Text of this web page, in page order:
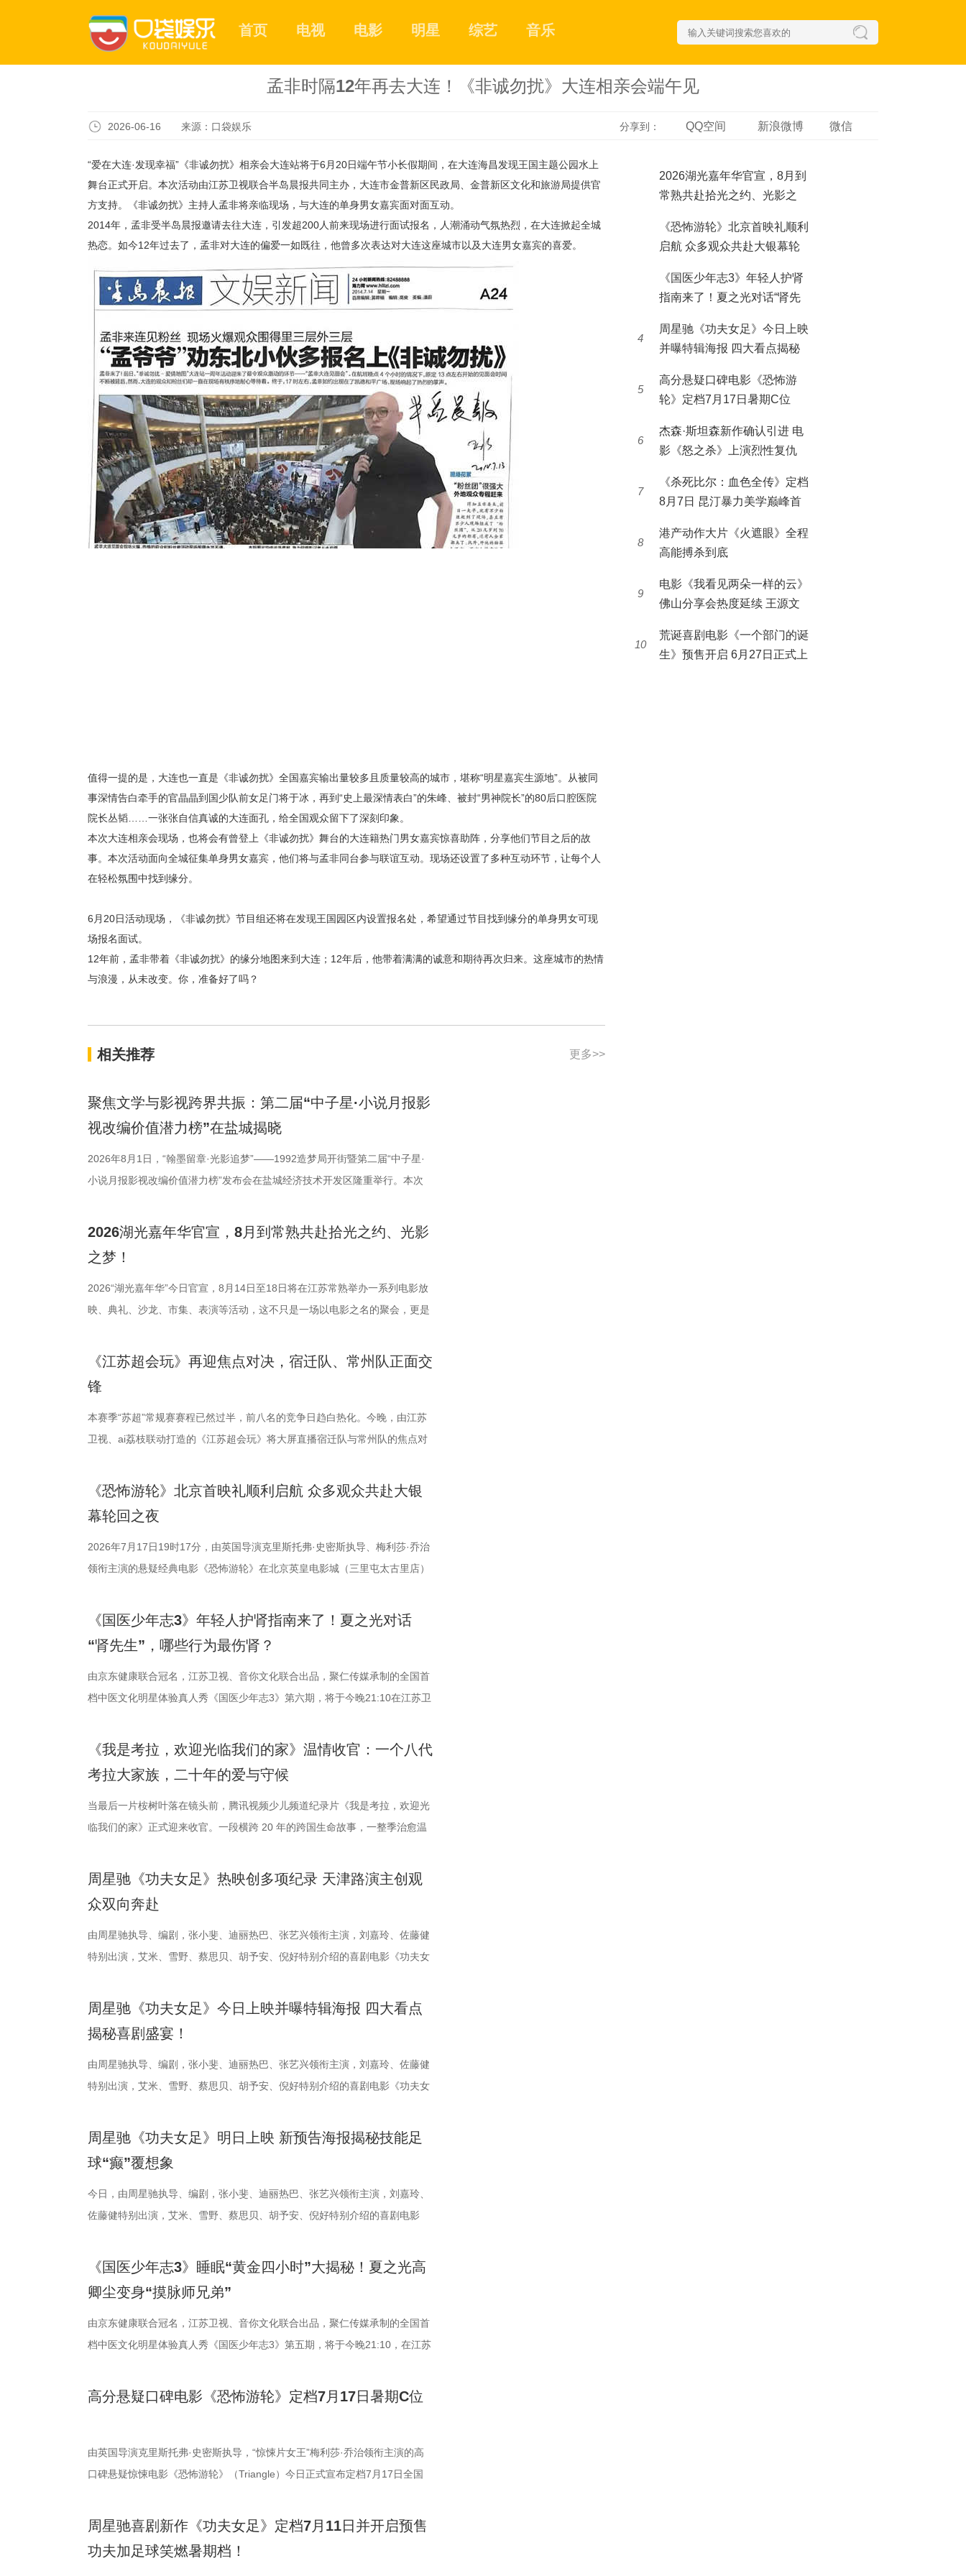
首页 电视 电影 明星 综艺 音乐
孟非时隔12年再去大连！《非诚勿扰》大连相亲会端午见
2026-06-16 来源：口袋娱乐 微信
新浪微博
QQ空间
分享到：
“爱在大连·发现幸福”《非诚勿扰》相亲会大连站将于6 月 20日端午节小长假期间，在大连海昌发现王国主题公园水上
舞台正式开启。本次活动由江苏卫视联合半岛晨报共同主办，大连市金普新区民政局、金普新区文化和旅游局提供官
方支持。《非诚勿扰》主持人孟非将亲临现场，与大连的单身男女嘉宾面对面互动。
2014年，孟非受半岛晨报邀请去往大连，引发超200人前来现场进行面试报名，人潮涌动气氛热烈，在大连掀起全城
热恋。如今12年过去了，孟非对大连的偏爱一如既往，他曾多次表达对大连这座城市以及大连男女嘉宾的喜爱。
值得一提的是，大连也一直是《非诚勿扰》全国嘉宾输出量较多且质量较高的城市，堪称“明星嘉宾生源地”。从被同
事深情告白牵手的官晶晶到国少队前女足门将于冰，再到“史上最深情表白”的朱峰、被封“男神院长”的80后口腔医院
院长丛韬……一张张自信真诚的大连面孔，给全国观众留下了深刻印象。
本次大连相亲会现场，也将会有曾登上《非诚勿扰》舞台的大连籍热门男女嘉宾惊喜助阵，分享他们节目之后的故
事。本次活动面向全城征集单身男女嘉宾，他们将与孟非同台参与联谊互动。现场还设置了多种互动环节，让每个人
在轻松氛围中找到缘分。
6 月 20日活动现场，《非诚勿扰》节目组还将在发现王国园区内设置报名处，希望通过节目找到缘分的单身男女可现
场报名面试。
12年前，孟非带着《非诚勿扰》的缘分地图来到大连； 12年后，他带着满满的诚意和期待再次归来。这座城市的热情
与浪漫，从未改变。你，准备好了吗？
相关推荐 更多>>
聚焦文学与影视跨界共振：第二届“中子星·小说月报影
视改编价值潜力榜”在盐城揭晓
2026年8月1日，“翰墨留章·光影追梦”——1992造梦局开街暨第二届“中子星·
小说月报影视改编价值潜力榜”发布会在盐城经济技术开发区隆重举行。本次
化广电和旅游局、盐城经济技术开发区指导，江苏世纪新城投资控股集团有限
达文化传媒公司联合主办，盐城师范学院、盐城幼儿师范高等专科学校协办。
活动当天，众多知名编剧、导演、作家、行业专家、平台代表及影视公司负责
人齐聚一堂，共同见证文学与影视两大艺术形态的深度对话与跨界共振，开启
作，点亮IP改编新航向 作为本次活动的核心环节，第二届“中子星·小说月报影
《小说月报》《小说月报·大字版》《小说月报原创版》《科幻立方》四本知
名文学期刊2024年第9期至2025年第12期上刊载的480余篇小说中甄选出最具
影视改编潜力的佳作，旨在为影视行业输送优质文本，搭建文学与影视高效对
复评阶段共有18篇作品入围，涵盖短篇、中篇、科幻三大类别。经过终评评委
终评的9篇作品分别为： 活动现场，主办方为上榜作者颁发荣誉证书。榜单活
动总策划及推介人、著名编剧、导演陈宇对上榜作品进行了影视改编价值推
介。他结合市场前景与创作经验，深度剖析了每部作品的故事内核、人物塑造
引。 第二届“中子星·小说月报影视改编价值潜力榜”的圆满落幕不仅是对过往
耕优质文本，期待更多好故事从这里走向荧幕，持续为影视产业的高质量发展
注入不竭动力。 产业共振：1992造梦局开街，构筑影视文旅新地标 本次活动
的另一大亮点是1992造梦局的正式开街。作为盐城“短剧之城”建设的核心载
化”的全产业链影视生态。街区不仅拥有多种主题的实景拍摄基地，还配套了
站拍遍”的影视拍摄服务目标。 1992造梦局的开街，标志着盐城在影视文化产
业布局上迈出了坚实一步。潜力榜活动与街区载体的深度融合，将有效推动优
质文学IP在盐城落地转化，实现“内容”与“场景”的无缝对接。通过导入优质产
配套体系。 多方联动：共筑影视生态，赋能盐城文旅新篇 本次活动不仅是优
场，江苏世纪新城集团、中子星影业、百花文艺出版社共同签署了战略合作协
议，此举标志着三方将在剧本开发、IP孵化、人才培养等领域深化协同，合力
构建可持续发展的影视产业生态。 此外，一系列配套活动也同步展开，进一步
要取景地，通过影像语言展现盐城的城市魅力与人文风情。 当天下午，还举办
张楚、老藤等业内大咖，围绕“什么是好故事”“一个故事要穿越多少关隘才能抵
达观众”的主题展开深入探讨，围绕文学与影视的融合发展碰撞出思想的火
花。 随着盐城师范学院青年影视创作人才实训基地、盐城幼专校外总部实训基
学、影视、文旅等多方资源，将有力推动优质项目落地盐城，助力盐城打造具
2026湖光嘉年华官宣，8月到常熟共赴拾光之约、光影
之梦！
2026“湖光嘉年华”今日官宣，8月14日至18日将在江苏常熟举办一系列电影放
映、典礼、沙龙、市集、表演等活动，这不只是一场以电影之名的聚会，更是
「观看」「典礼」「理解」「生活」「参与」五大主题活动单元，邀请每一个
连接的集体体验。 同步发布的主视觉海报与主题活动单元海报，以常熟热门徒
步路线“雄鹰线”为灵感、以“雕刻现在 飞向未来”为寓意，绚烂的湖面与斑斓的
线路相映成趣，将为观众打开一条光影与现实交织的道路，解锁影像艺术与城
湖光嘉年华下属的「观看」单元，将精选中外经典电影，为观众献上兼具艺术
深度融合常熟的自然肌理与人文底蕴，在常熟的湖光山色里搭建户外银幕，让
观众在不同的自然与文化场域中，获得前所未有的沉浸式光影体验。本次展映
影片，都将通过公益放映形式开放预约，借此让电影回归大众。 「典礼」单元
以“回望十年光影、致敬同行伙伴、开启全新未来”为主线，在表彰“拾光影人”
一个黄金时代的篇章。 每一次思想的碰撞，都将抵达梦的更深处 作为湖光嘉
年华的精神角落，「理解」单元将为观众呈现对谈系列活动。「沙龙」将以环
形交流、开放互动与轻社交形式，为不同电影爱好者提供一个全方位交流学习
打造专业电影课堂。「工作坊」将以沉浸式实践工作坊的形式，拓宽创作边
撞。 「参与」单元则将通过「光影极客限时创作赛」，面向全国遴选优质AI短
视频创作者，开展限时20小时的创作竞赛主题沙龙与作品展映，让更多人享受
“造梦”的乐趣。 梦的乐园不止光影，编织更多现实的乐趣 在电影之外，湖光嘉
活烟火气的沉浸式体验。「特色市集」结合电影元素，打造一场融合艺术灵感
律互动中点燃欢乐氛围。「全城多巴胺激活计划」则将贯穿全城开展打卡活
动，让光影之美成为点亮常熟的景色。 湖光嘉年华由中国电影产业集团股份有
限公司、常熟市人民政府主办，中影江南（苏州）电影产业有限公司、中影创
传部、常熟高新技术产业开发区、常熟文旅发展集团有限公司承办。 8月14日
《江苏超会玩》再迎焦点对决，宿迁队、常州队正面交
锋
本赛季“苏超”常规赛赛程已然过半，前八名的竞争日趋白热化。今晚，由江苏
卫视、ai荔枝联动打造的《江苏超会玩》将大屏直播宿迁队与常州队的焦点对
袂为大家带来比赛的精彩解读。目前，在积分榜上，宿迁队与常州队同积12
球队的排名位次。 大胜无锡士气高涨，宿迁主场静候强敌 “苏超”上一个比赛
日，最精彩的对决当属宿迁队客场挑战无锡队。最终，宿迁队反客为主，凭借
高驰的梅开二度，以4:2战胜无锡队，终结对手不败金身。这场胜利，让宿迁
在他看来，无锡队是综合实力很强的队伍，自己和队友只能全程依靠高强度跑
力付出。”高驰表示。 目前，在积分榜上，宿迁队与常州队、苏州队同积12
分，凭借净胜球优势暂列第三位，与排名第二的无锡队也只有2分的差距。在
本轮无锡队轮空的情况下，宿迁队若能全取三分，将让自己的排名更进一步。
对任何一个对手都要立足于拼。本赛季开始前，张玉宁曾喊出“进入前八”的口
京队、苏州队、无锡队等传统强队，这支昔日并不被看好的球队一路高歌猛
进，正不断上演“霸王归来”的“好戏”。此番坐拥主场之利，宿迁队能乘胜追
击、连奏凯歌吗？ 常州摇身一变成“常威”，全力冲击四连胜 和宿迁队一样，新
届亚军南通队，而且最近三场比赛接连战胜镇江队、盐城队、连云港队，喜提
下来常州队将迎来“魔鬼”赛程，除了宿迁队之外，将陆续迎战泰州队、徐州
队、无锡队和苏州队，稍有不慎排名或将出现大变化。对此，主教练郑小田始
终保持着很清醒的认识。“今年各个对手都很强，没有弱队，我们每一场比赛
心态，一场场打、一场场做准备。”郑小田说道。 那么，究竟是宿迁队继续捍
卫视、ai荔枝《江苏超会玩》，悬念即将揭晓，让我们一起为家乡球队加油喝
彩！
《恐怖游轮》北京首映礼顺利启航 众多观众共赴大银
幕轮回之夜
2026年7月17日19时17分，由英国导演克里斯托弗·史密斯执导、梅利莎·乔治
领衔主演的悬疑经典电影《恐怖游轮》在北京英皇电影城（三里屯太古里店）
被全球影迷奉为“无限循环题材鼻祖”的影片首次登陆内地大银幕。 17年经典首
精妙绝伦的叙事结构、层层递进的悬疑反转以及令人细思极恐的结局，成为无
数观众心中的烧脑神作。豆瓣评分长年保持在8.5，累计超过百万人打分，位
列豆瓣电影TOP250第191位。从论坛时代到短视频时代，从影迷圈层到大众
推演以及隐藏细节的分析至今仍层出不穷。 影片讲述了单亲母亲杰丝（梅利莎
一艘名为“埃俄罗斯”号的神秘游轮。这艘游轮早在1930年便已失踪，船上空无
一人。随处可见的血迹、神秘的指示、接踵而至的凶杀事件，将杰丝拖入一个
无法逃脱的恐怖轮回——她必须反复经历同一段噩梦，而每一次循环都隐藏着
陆内地影院。相比电脑与手机屏幕，大银幕所带来的沉浸体验将进一步放大影
一次命运轮回的开启，都将在影院里获得前所未有的震撼呈现。 沉浸式登船体
验 限定周边引爆收藏热情 首映礼当晚，英皇电影城大堂被精心还原为一片“迷
雾海面”——血色海面上的巨轮正驶向未知真相，仿佛将“埃俄罗斯”号的神秘氛
位蒙面版“杰丝”穿梭于人群之间，让现场观众仿佛置身于循环之中。 现场还为
邮轮甲板之上，脚下猩红海面如同镜像般倒映出另一个自己。看似平平无奇的
游轮舷窗画面明信片，用手掌摁住再放开，竟在黑漆漆的舷窗中浮现另一只手
掌，似乎有人试图呼救。电影中经典的“Go to Theater（剧院等你）”镜面镜头
里，仿佛也在呼吁观众都进入影院完整感受这部影片的精妙。表面上显示蒙面
似乎和刚进入第一轮循环的杰丝一起揭露了神秘人的身份。此外，现场还设有
集章活动，影迷们踊跃参与，将这份独特的“登船凭证”珍藏带回家。 大银幕沉
浸观影 首批观众口碑出炉 19时17分，随着影厅灯光渐暗，这场等待了17年的
轮回噩梦。漆黑封闭的影厅完美贴合了游轮孤立无援的压抑氛围，环绕音效将
轮内部空旷幽深的窒息氛围，在大银幕与环绕声的加持下被极致放大。 “在电
影院观看《恐怖游轮》的体验，确实要比以前在电脑上看强多了，无论视听效
果还是相应的沉浸感，都令我感慨‘这票补得值’。”有影迷在映后感叹道。还有
意。全场影迷屏息观影、情绪同频，这种集体沉浸式的紧绷感，让影片的恐怖
烧脑反转，而是一整套严丝合缝的循环叙事，越品越压抑。”一位影迷在现场
分享道。还有观众感叹：“在电脑上看过无数遍，但坐在电影院里，那些熟悉
所写——“越挣扎，越循环”，当命运开始重复，每一次试图逃离的努力，都可
悚片”“值得反复细品”。有观众评价道：“看似是时空悬疑，实则是无法和解的
《国医少年志3》年轻人护肾指南来了！夏之光对话
“肾先生”，哪些行为最伤肾？
由京东健康联合冠名，江苏卫视、音你文化联合出品，聚仁传媒承制的全国首
档中医文化明星体验真人秀《国医少年志3》第六期，将于今晚21:10在江苏卫
健康、护肾课堂、健康求真等精彩内容。哪些健康误区值得警惕？又有哪些简
破解“中风谜案” “病发现场探案”再度开启，国医少年团化身“健康侦探”，从生
活环境、身体表现等线索中抽丝剥茧，还原病发真相。看似平常的生活习惯背
后，却暗藏健康危机，四人一路推理、层层分析，最终能否锁定真正病因？ 探
座”，一句“我有时候也会”瞬间把夏之光吓得连喊“快去医院”。随后，师父现场
边学边练，陈妍希却忍不住笑称：“动作越标准越好笑！” 观耳辨健康，国医少
年团开启“肾气大测评” 新师父刘兰英登场，一场趣味十足的“观耳识健康”测试
率先开启。夏之光意外获评“夯中之夯”，陈妍希、李雅娟、高卿尘也纷纷迎来
号？刘兰英师父带领国医少年团通过耳朵、指甲等细节了解身体状态，并现场
趣的互动中，大家也对肾脏健康有了更多认识。 护肾课堂欢乐开讲，夏之光化
身“肾先生”代言人 什么习惯最伤肾？哪些护肾方式其实是误区？夏之光变身主
持人，与“肾先生”展开一场爆笑访谈，通过轻松有趣的情景演绎带大家重新认
法。陈妍希挑战养生饮品，喝出“痛苦面具”；夏之光示范补肾手法时“下手”毫
单实用的养肾方法，等待国医少年团现场解锁？ 求真挑战欢乐升级，护肾知识
边玩边学 护肾求真挑战正式开启，刘兰英师父围绕护肾食材、养肾动作和中药
搭配等内容，为大家分享实用健康知识。挑战过程中，夏之光化身高卿尘的
验了针灸调理，在轻松欢乐的氛围中收获更多养生知识。 从破解中风谜案，到
些容易被忽视的身体提醒？锁定今晚21:10江苏卫视、ai荔枝播出的《国医少
年志3》，更多关于护肾与健康生活的答案，等你一起揭晓！
《我是考拉，欢迎光临我们的家》温情收官：一个八代
考拉大家族，二十年的爱与守候
当最后一片桉树叶落在镜头前，腾讯视频少儿频道纪录片《我是考拉，欢迎光
临我们的家》正式迎来收官。一段横跨 20 年的跨国生命故事，一整季治愈温
爱的考拉、动人的保育故事与专业详实的自然科普深深打动，留下许多触动人
松弛日常 整部纪录片没有戏剧化冲突，只用纯粹纪实镜头捕捉考拉家族的松弛
生活，把独一份的“软萌治愈”送到观众眼前。我们认识了一整个性格鲜活的考
拉明星天团：自带贵公子气质、一见到桉树叶就丢掉偶像包袱的园草小叶子；
席睡眠官笑哥； 当年四处示爱、如今佛系养老的Happy； 曾经霸气护树、主
日常； 还有黏着妈妈不肯独立的“妈宝”洋葱头。 图片3.jpg 图片4 (1).jpg 那些
戳中全网可爱画面至今历历在目：慢吞吞啃叶子时微醺的小脸、从树上笨拙滑
落的笨拙身形、搬新家后被雌性邻居包围荷尔蒙爆棚的小叶子，还有洋葱头第
加修饰的可爱治愈，在快节奏生活里，从考拉慢节奏日常中寻得片刻喘息，弹
5.jpg 图片6 (1).jpg 藏在桉树叶下的深情，读懂万物共通的温柔 如果说萌态是
节目出圈密码，贯穿全季的亲情羁绊、双向守护，则是戳中千万女性家庭观众
的情感内核。观众们被片中细腻情感深度共情，尤其是洋葱头断奶独立的片
分开后仍隔着围栏不停呼唤、四处寻觅的模样，完美复刻人间父母“想放手又
限，诞下全球唯一海外存活考拉双胞胎，保育员青姐二十余年与它“相爱相
杀”，从初见胆怯到晚年细心照料，一整本泛黄饲养日记写满人与动物的长久
羁绊。 图片7.jpg 图片8 (1).jpg 除了园内朝夕相伴，纪录片还跨越山海奔赴澳
两地守护者回望当年并肩种树、改造家园的岁月。澳洲野外栖息地退化、野生
考拉、中澳保育同行三重情感线，让观众看见：爱不分物种，牵挂不分距离。
图片10 (1).jpg 图片9.jpg 以纪实为载体，藏在温柔画面里的硬核自然科普 治
懂内容，成为无数家长首选亲子自然教育素材。镜头向观众呈现长隆二十年保
株桉树，每日供应上千斤新鲜枝叶，根据粪便状态精准调整树种；恒温恒湿专
周星驰《功夫女足》热映创多项纪录 天津路演主创观
众双向奔赴
由周星驰执导、编剧，张小斐、迪丽热巴、张艺兴领衔主演，刘嘉玲、佐藤健
特别出演，艾米、雪野、蔡思贝、胡予安、倪好特别介绍的喜剧电影《功夫女
周星驰《功夫女足》今日上映并曝特辑海报 四大看点
揭秘喜剧盛宴！
由周星驰执导、编剧，张小斐、迪丽热巴、张艺兴领衔主演，刘嘉玲、佐藤健
特别出演，艾米、雪野、蔡思贝、胡予安、倪好特别介绍的喜剧电影《功夫女
影官宣至今，收获了大量网友的关注。影片讲述了“至尊无敌杯”开赛在即，一
直接拿了地狱难度剧本？！对手各个身怀绝技，外界也在层层施压，赛场诡计
一环套一环……她们能否靠功夫在绿茵场上逆风翻盘？影片今日公映，并将开
启为期五天的全国路演，主创团队将悉数现身映后见面会，与首批观众进行深
戏，脑洞大开点燃爆笑赛事 在今日发布的“众神经归位”喜剧特
情投入，在一次次的尝试中挖掘自身更多可能。周星驰导演也亲自下场示范，
用标志性的无厘头表演为演员打开思路，从节奏把控到表情拿捏，逐一拆解、
反复调整，帮助全组迅速进入“星”式喜剧状态，将其独特的喜剧风格融入每一
导与演员突破自我的碰撞，令人对影片期待值拉满。 同步曝光
氛围，搭配热血功夫元素，展现出周星驰作品里特有的荒诞而欢乐的喜剧氛
围。这场各路奇人爆笑集结的奇幻赛事，必将为观众奉上一段兼具极致笑料与
大看点 纵观整部影片，其所展现出的多重艺术维度与情感内
怀。作为无数影迷心中的喜剧标志，周星驰再度执导并编剧，本身就赋予了影
周星驰《功夫女足》明日上映 新预告海报揭秘技能足
球“癫”覆想象
今日，由周星驰执导、编剧，张小斐、迪丽热巴、张艺兴领衔主演，刘嘉玲、
佐藤健特别出演，艾米、雪野、蔡思贝、胡予安、倪好特别介绍的喜剧电影
式上映。随着“至尊无敌杯”赛事进入倒计时，来自世界各地的顶尖球队高燃集
“至尊无敌杯”开赛在即，一众顶尖球队即将展开一场前所未有的巅峰对决！而
此时的女足队员们开局直接拿了地狱难度剧本？！对手各个身怀绝技，外界也
在层层施压，赛场诡计一环套一环……她们能否靠功夫在绿茵场上逆风翻盘？
电影《功夫女足》脑洞大开，将功夫与足球融合成一个颠覆想象、高能爆笑的
队员们开局就闯入大型高手内卷现场。参赛各队绝活花样百出：梨花队凭独门
美瞳大法把控全场，珊瑚队巨人射门输出攻击力拉满......各路对手招式天马行
手和层出不穷的圈套，这支内忧外患的“奇兵”能否在赛前重塑信任、突破软
报则以强烈的反差感抓人眼球。大家姿态惬意潇洒，浑身散发一股漫不经心的
《国医少年志3》睡眠“黄金四小时”大揭秘！夏之光高
卿尘变身“摸脉师兄弟”
由京东健康联合冠名，江苏卫视、音你文化联合出品，聚仁传媒承制的全国首
档中医文化明星体验真人秀《国医少年志3》第五期，将于今晚21:10，在江苏
解锁一堂贴近打工人、女性群体和年轻人日常生活的健康课。睡不着、痛经
宇宙用一首改编曲《若是睡眠还没来》唱出失眠人的真实心声。陈妍希、高卿
尘纷纷认领睡眠困扰，李雅娟一句“我睡眠超过八小时才能睡够”，更让全场羡
题。 本期节目，北京中医药大学中医学院党委书记，曾任北京中医药大学中医
场给成员们摸脉判断状态，不仅说得头头是道，还获得师父肯定。随后，国医
高分悬疑口碑电影《恐怖游轮》定档7月17日暑期C位
由英国导演克里斯托弗·史密斯执导，“惊悚片女王”梅利莎·乔治领衔主演的高
口碑悬疑惊悚电影《恐怖游轮》（Triangle）今日正式宣布定档7月17日全国
借精妙绝伦的叙事结构、层层递进的悬疑反转以及令人细思极恐的结局，成为
无数影迷奉为“人生必看的悬疑电影之一”。 【7.1M】《恐怖游轮》定档海报_
周星驰喜剧新作《功夫女足》定档7月11日并开启预售
功夫加足球笑燃暑期档！
2026湖光嘉年华官宣，8月到
常熟共赴拾光之约、光影之
《恐怖游轮》北京首映礼顺利
启航 众多观众共赴大银幕轮
《国医少年志3》年轻人护肾
指南来了！夏之光对话“肾先
4
周星驰《功夫女足》今日上映
并曝特辑海报 四大看点揭秘
5
高分悬疑口碑电影《恐怖游
轮》定档7月17日暑期C位
6
杰森·斯坦森新作确认引进 电
影《怒之杀》上演烈性复仇
7
《杀死比尔：血色全传》定档
8月7日 昆汀暴力美学巅峰首
8
港产动作大片《火遮眼》全程
高能搏杀到底
9
电影《我看见两朵一样的云》
佛山分享会热度延续 王源文
10
荒诞喜剧电影《一个部门的诞
生》预售开启 6月27日正式上